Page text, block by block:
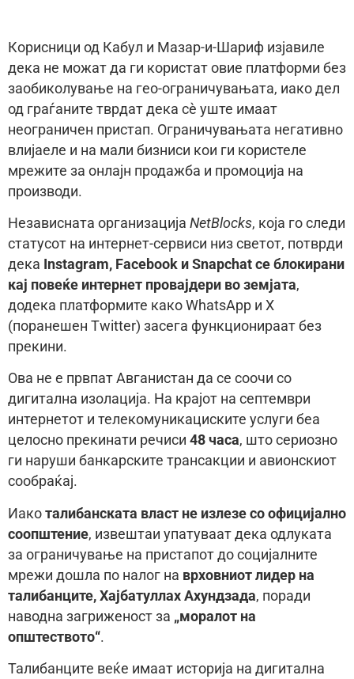
Корисници од Кабул и Мазар-и-Шариф изјавиле
дека не можат да ги користат овие платформи без
заобиколување на гео-ограничувањата, иако дел
од граѓаните тврдат дека сè уште имаат
неограничен пристап. Ограничувањата негативно
влијаеле и на мали бизниси кои ги користеле
мрежите за онлајн продажба и промоција на
производи.
Независната организација NetBlocks, која го следи
статусот на интернет-сервиси низ светот, потврди
дека Instagram, Facebook и Snapchat се блокирани
кај повеќе интернет провајдери во земјата,
додека платформите како WhatsApp и X
(поранешен Twitter) засега функционираат без
прекини.
Ова не е првпат Авганистан да се соочи со
дигитална изолација. На крајот на септември
интернетот и телекомуникациските услуги беа
целосно прекинати речиси 48 часа, што сериозно
ги наруши банкарските трансакции и авионскиот
сообраќај.
Иако талибанската власт не излезе со официјално
соопштение, извештаи упатуваат дека одлуката
за ограничување на пристапот до социјалните
мрежи дошла по налог на врховниот лидер на
талибанците, Хајбатуллах Ахундзада, поради
наводна загриженост за „моралот на
општеството“.
Талибанците веќе имаат историја на дигитална